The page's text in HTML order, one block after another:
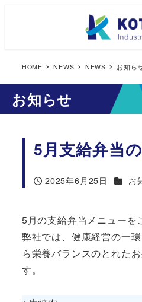
HOME NEWS NEWS お知ら
お知らせ
5月支給弁当
投稿日
2025年6月25日 カテお
5月の支給弁当メニューを
弊社では、健康経営の一
ら栄養バランスのとれた
す。